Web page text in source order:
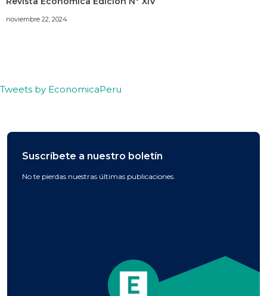
noviembre 22, 2024
Tweets by EconomicaPeru
Suscríbete a nuestro boletín
No te pierdas nuestras últimas publicaciones.